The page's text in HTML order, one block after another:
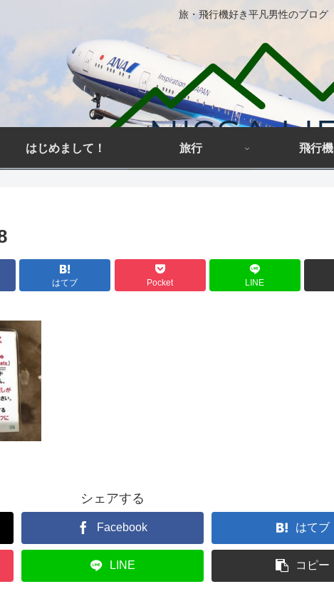
旅・飛行機好き平凡男性のブログ
はじめまして！ 旅行 飛行機
はてブ Pocket LINE
シェアする
Facebook はてブ
LINE コピー